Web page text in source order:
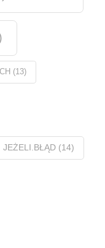
(13)
JEŻELI.BŁĄD(14)